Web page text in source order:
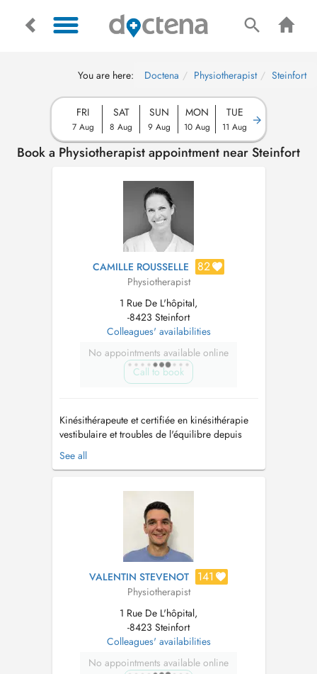
You are here: Doctena Physiotherapist Steinfort
FRI
7 Aug
SAT
8 Aug
SUN
9 Aug
MON
10 Aug
TUE
11 Aug
Book a Physiotherapist appointment near Steinfort
CAMILLE ROUSSELLE 82
Physiotherapist
1 Rue De L'hôpital,
-8423 Steinfort
Colleagues' availabilities
No appointments available online
Call to book
Kinésithérapeute et certifiée en kinésithérapie
vestibulaire et troubles de l'équilibre depuis
2015, je vous reçois pour tout traitement de
vertiges, troubles de l'équilibre, maladie de
See all
VALENTIN STEVENOT 141
Physiotherapist
1 Rue De L'hôpital,
-8423 Steinfort
Colleagues' availabilities
No appointments available online